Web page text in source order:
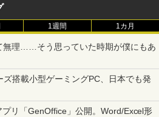
1週間 1カ月
無理……そう思っていた時期が僕にもあ
搭載小型ゲーミングPC、日本でも発
リ「GenOffice」公開。Word/Excel形